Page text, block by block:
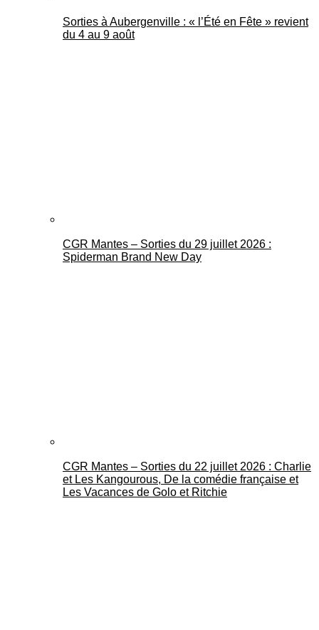
Sorties à Aubergenville : « l’Été en Fête » revient
du 4 au 9 août
CGR Mantes – Sorties du 29 juillet 2026 :
Spiderman Brand New Day
CGR Mantes – Sorties du 22 juillet 2026 : Charlie
et Les Kangourous, De la comédie française et
Les Vacances de Golo et Ritchie